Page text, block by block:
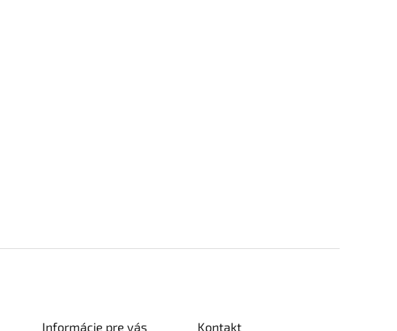
Informácie pre vás Kontakt